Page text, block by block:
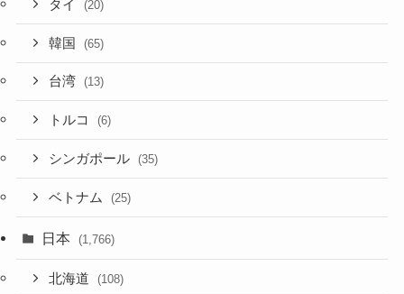
タイ (20)
韓国 (65)
台湾 (13)
トルコ (6)
シンガポール (35)
ベトナム (25)
日本 (1,766)
北海道 (108)